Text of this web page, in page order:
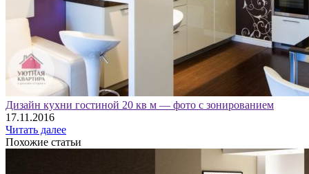
Дизайн кухни гостиной 20 кв м — фото с зонированием
17.11.2016
Читать далее
Похожие статьи